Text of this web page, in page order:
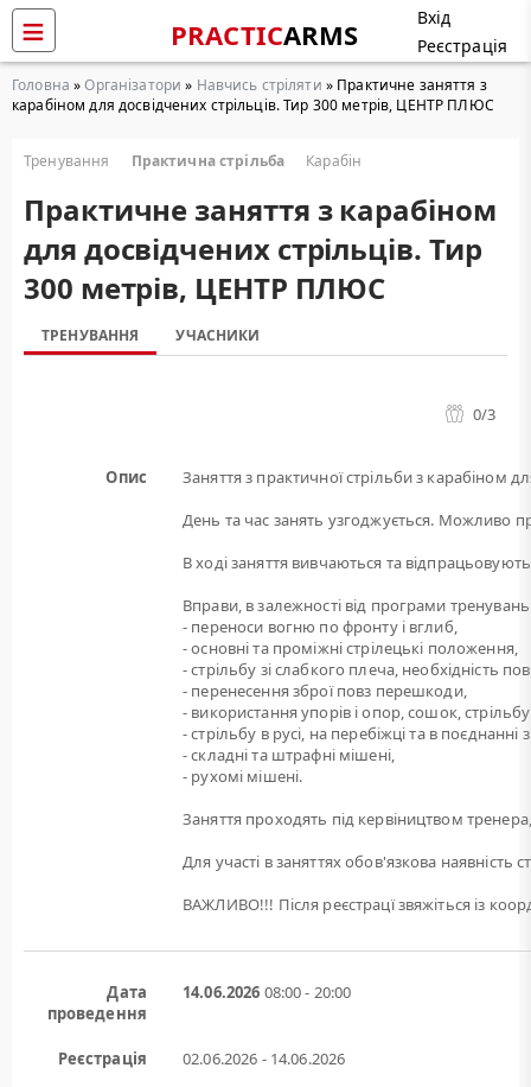
PRACTICARMS
Вхід
Реєстрація
Головна »Організатори » Навчись стріляти » Практичне заняття з
карабіном для досвідчених стрільців. Тир 300 метрів, ЦЕНТР ПЛЮС
Тренування Практична стрільба Карабін
Практичне заняття з карабіном
для досвідчених стрільців. Тир
300 метрів, ЦЕНТР ПЛЮС
ТРЕНУВАННЯ УЧАСНИКИ
0/3
Опис
Заняття з практичної стрільби з карабіном
День та час занять узгоджується. Можливо
В ході заняття вивчаються та
Вправи, в залежності від програми
- переноси вогню по фронту і вглиб,
- основні та проміжні стрілецькі положення,
- стрільбу зі слабкого плеча, необхідність
- перенесення зброї повз перешкоди,
- використання упорів і опор, сошок,
- стрільбу в русі, на перебіжці та в
- складні та штрафні мішені,
- рухомі мішені.
Заняття проходять під кервіництвом
Для участі в заняттях обов'язкова наявність
ВАЖЛИВО!!! Після реєстрацї звяжіться із
Дата
проведення
14.06.2026 08:00 - 20:00
Реєстрація 02.06.2026 - 14.06.2026